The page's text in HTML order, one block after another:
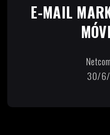
E-MAIL
30/